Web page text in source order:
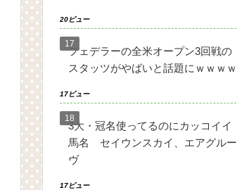
20ビュー
フェデラーの全米オープン3回戦の
スタッツがやばいと話題にｗｗｗｗ
17ビュー
3大・冠名使ってるのにカッコイイ
馬名 セイウンスカイ、エアグルー
ヴ
17ビュー